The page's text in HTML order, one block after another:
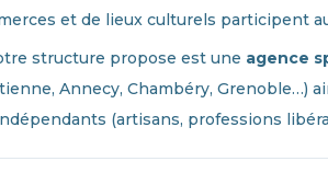
et de lieux culturels participent
structure propose est une agence
Annecy, Chambéry, Grenoble…)
(artisans, professions